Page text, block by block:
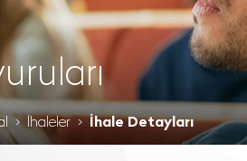
İhaleler İhale Detayları